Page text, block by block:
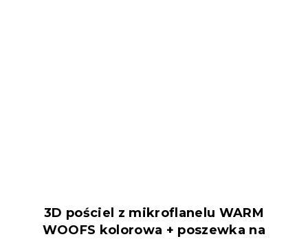
3D pościel z mikroflanelu WARM
WOOFS kolorowa + poszewka na